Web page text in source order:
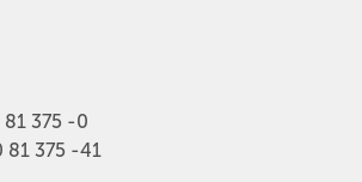
375 -0
81 375 -41